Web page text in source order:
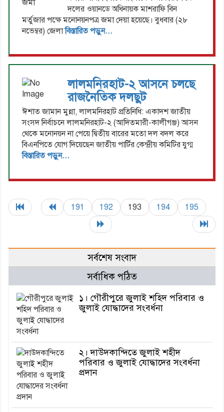
দলের ওয়ানডে অধিনায়ক মাশরাফি বিন
মর্তুজার পক্ষে মনোনয়নপত্র জমা দেয়া হয়েছে। বুধবার (২৮
নভেম্বর) জেলাবিস্তারিত পড়ুন...
লালমনিরহাট-২ আসনে চলছে
রাজনৈতিক দলছুট
ঈশাত জামান মুন্না, লালমনিরহাট প্রতিনিধি: একাদশ জাতীয়
সংসদ নির্বাচনে লালমনিরহাট-২ (আদিতমারী-কালীগঞ্জ) আসন
থেকে মনোনয়ন না পেয়ে দ্বিতীয় বারের মতো দল বদল করে
বিএনপিতে যোগ দিয়েছেন জাতীয় পার্টির কেন্দ্রীয় কমিটির যুগ্ম
বিস্তারিত পড়ুন...
191 192 193 194 195
সর্বশেষ সংবাদ
সর্বাধিক পঠিত
১। গৌরীপুরে জুলাই শহিদ পরিবার ও
জুলাই যোদ্ধাদের সংবর্ধনা
২। দাউদকান্দিতে জুলাই শহীদ
পরিবার ও জুলাই যোদ্ধাদের সংবর্ধনা
প্রদান